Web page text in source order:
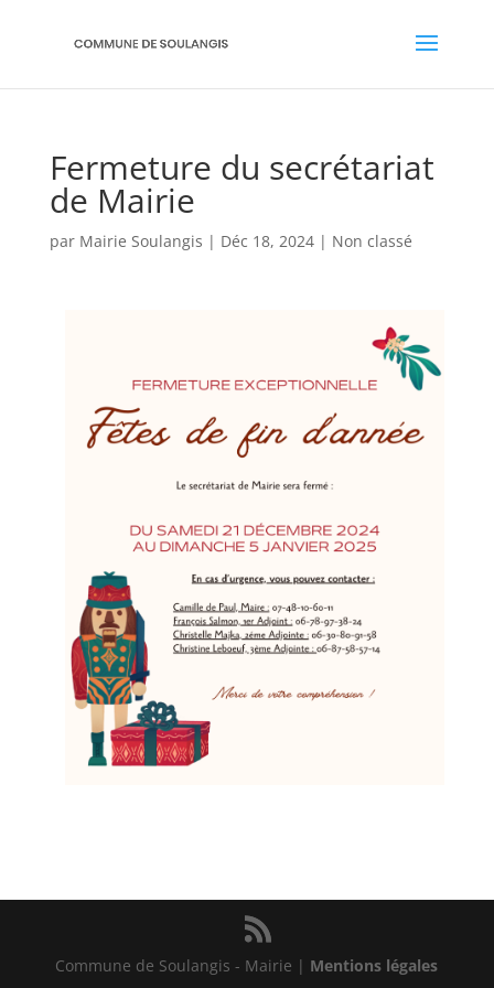
Fermeture du secrétariat
de Mairie
par Mairie Soulangis | Déc 18, 2024| Non classé
Commune de Soulangis - Mairie | Mentions légales